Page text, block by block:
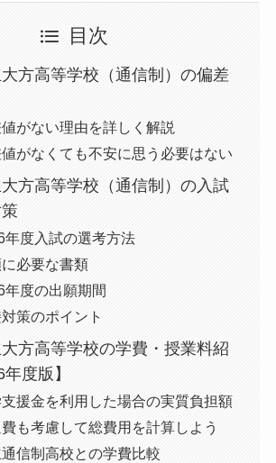
目次
方高等学校（通信制）の偏差
がない理由を詳しく解説
がなくても不安に思う必要はない
方高等学校（通信制）の入試
年度入試の選考方法
必要な書類
年度の出願期間
策のポイント
方高等学校の学費・授業料紹
度版】
援金を利用した場合の実質負担額
も考慮して総費用を計算しよう
信制高校との学費比較